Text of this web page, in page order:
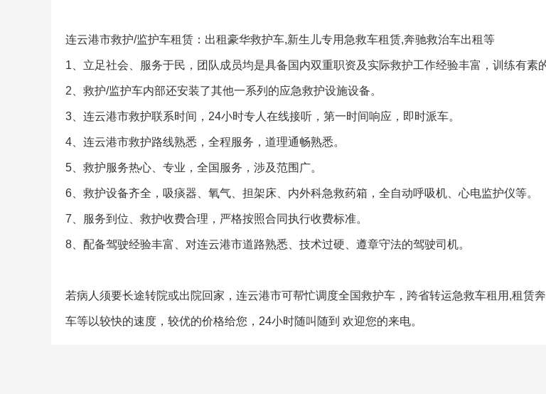
连云港市救护/监护车租赁：出租豪华救护车,新生儿专用急救车租赁,奔驰救治车出租等
1、立足社会、服务于民，团队成员均是具备国内双重职资及实际救护工作经验丰富，训练有素
2、救护/监护车内部还安装了其他一系列的应急救护设施设备。
3、连云港市救护联系时间，24小时专人在线接听，第一时间响应，即时派车。
4、连云港市救护路线熟悉，全程服务，道理通畅熟悉。
5、救护服务热心、专业，全国服务，涉及范围广。
6、救护设备齐全，吸痰器、氧气、担架床、内外科急救药箱，全自动呼吸机、心电监护仪等。
7、服务到位、救护收费合理，严格按照合同执行收费标准。
8、配备驾驶经验丰富、对连云港市道路熟悉、技术过硬、遵章守法的驾驶司机。
若病人须要长途转院或出院回家，连云港市可帮忙调度全国救护车，跨省转运急救车租用,租赁
车等以较快的速度，较优的价格给您，24小时随叫随到 欢迎您的来电。